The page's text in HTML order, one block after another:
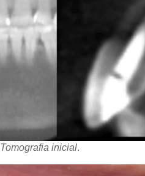
Tomografia inicial.